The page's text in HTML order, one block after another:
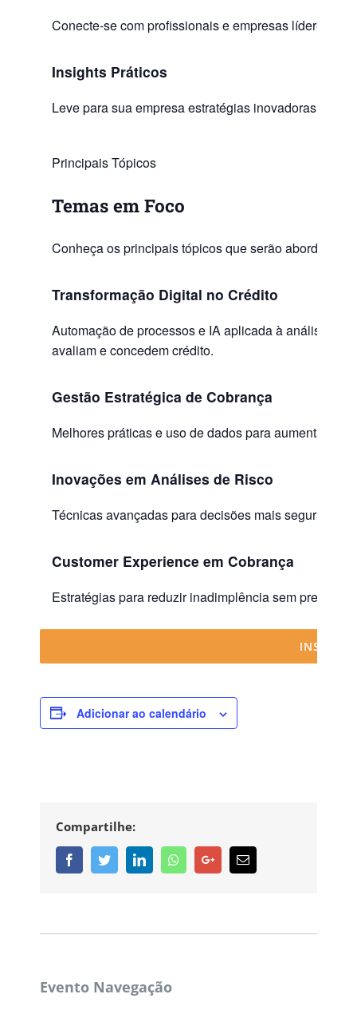
Conecte-se com profissionais e empresas líderes do
Insights Práticos
Leve para sua empresa estratégias inovadoras para
Principais Tópicos
Temas em Foco
Conheça os principais tópicos que serão abordados
Transformação Digital no Crédito
Automação de processos e IA aplicada à análise de
avaliam e concedem crédito.
Gestão Estratégica de Cobrança
Melhores práticas e uso de dados para aumentar a
Inovações em Análises de Risco
Técnicas avançadas para decisões mais seguras e
Customer Experience em Cobrança
Estratégias para reduzir inadimplência sem
Adicionar ao calendário
Compartilhe:
FacebookTwitterLinkedinWhatsappGoogle+Email
Evento Navegação